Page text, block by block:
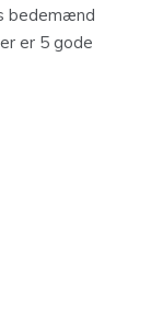
bedemænd
er 5 gode